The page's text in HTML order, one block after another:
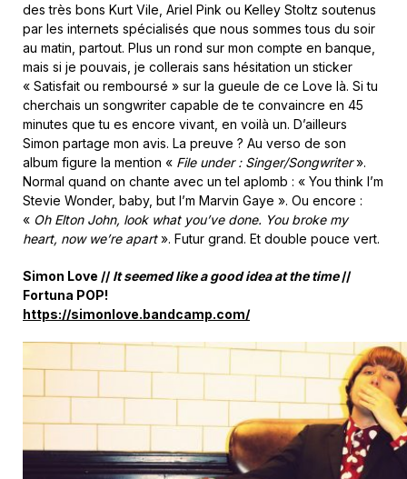
des très bons Kurt Vile, Ariel Pink ou Kelley Stoltz soutenus
par les internets spécialisés que nous sommes tous du soir
au matin, partout. Plus un rond sur mon compte en banque,
mais si je pouvais, je collerais sans hésitation un sticker
« Satisfait ou remboursé » sur la gueule de ce Love là. Si tu
cherchais un songwriter capable de te convaincre en 45
minutes que tu es encore vivant, en voilà un. D’ailleurs
Simon partage mon avis. La preuve ? Au verso de son
album figure la mention « File under : Singer/Songwriter».
Normal quand on chante avec un tel aplomb : « You think I’m
Stevie Wonder, baby, but I’m Marvin Gaye ». Ou encore :
« Oh Elton John, look what you’ve done. You broke my
heart, now we’re apart». Futur grand. Et double pouce vert.
Simon Love // It seemed like a good idea at the time//
Fortuna POP!
https://simonlove.bandcamp.com/